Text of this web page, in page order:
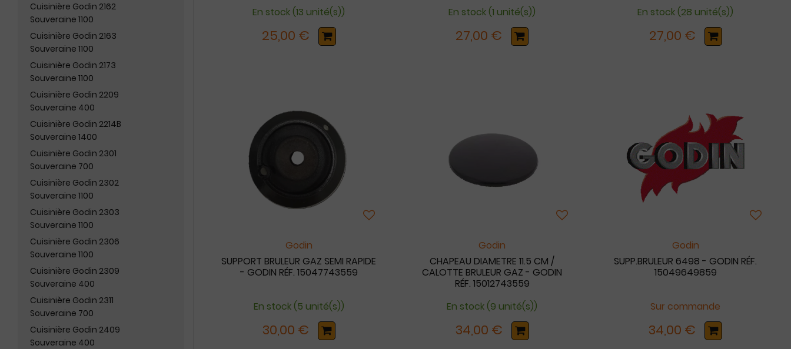
Cuisinière Godin 2162
Souveraine 1100
Cuisinière Godin 2163
Souveraine 1100
Cuisinière Godin 2173
Souveraine 1100
Cuisinière Godin 2209
Souveraine 400
Cuisinière Godin 2214B
Souveraine 1400
Cuisinière Godin 2301
Souveraine 700
Cuisinière Godin 2302
Souveraine 1100
Cuisinière Godin 2303
Souveraine 1100
Cuisinière Godin 2306
Souveraine 1100
Cuisinière Godin 2309
Souveraine 400
Cuisinière Godin 2311
Souveraine 700
Cuisinière Godin 2409
Souveraine 400
En stock (13 unité(s))
25,00 €
En stock (1 unité(s))
27,00 €
En stock (28 unité(s))
27,00 €
Godin
SUPPORT BRULEUR GAZ SEMI RAPIDE
- GODIN RÉF. 15047743559
En stock (5 unité(s))
30,00 €
Godin
CHAPEAU DIAMETRE 11.5 CM /
CALOTTE BRULEUR GAZ - GODIN
RÉF. 15012743559
En stock (9 unité(s))
34,00 €
Godin
SUPP.BRULEUR 6498 - GODIN RÉF.
15049649859
Sur commande
34,00 €